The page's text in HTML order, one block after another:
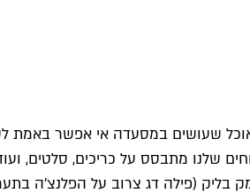
שעושים במסעדה אי אפשר באמת
שלנו מתבסס על כריכים, סלטים,